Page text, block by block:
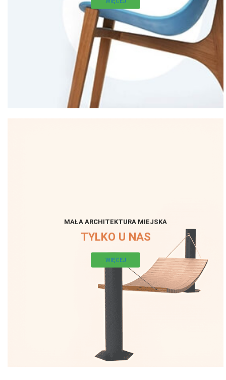
MAŁA ARCHITEKTURA MIEJSKA
TYLKO U NAS
WIĘCEJ